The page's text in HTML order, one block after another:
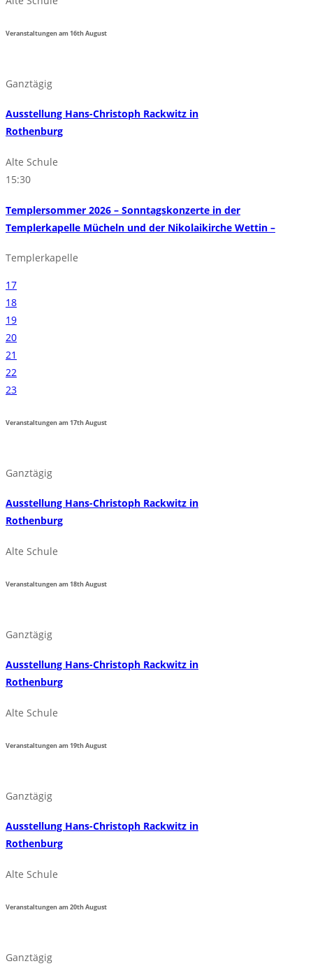
Veranstaltungen am16thAugust
Ganztägig
Ausstellung Hans-Christoph Rackwitz in
Rothenburg
Alte Schule
15:30
Templersommer 2026 – Sonntagskonzerte in der
Templerkapelle Mücheln und der Nikolaikirche Wettin –
Templerkapelle
17
18
19
20
21
22
23
Veranstaltungen am17thAugust
Ganztägig
Ausstellung Hans-Christoph Rackwitz in
Rothenburg
Alte Schule
Veranstaltungen am18thAugust
Ganztägig
Ausstellung Hans-Christoph Rackwitz in
Rothenburg
Alte Schule
Veranstaltungen am19thAugust
Ganztägig
Ausstellung Hans-Christoph Rackwitz in
Rothenburg
Alte Schule
Veranstaltungen am20thAugust
Ganztägig